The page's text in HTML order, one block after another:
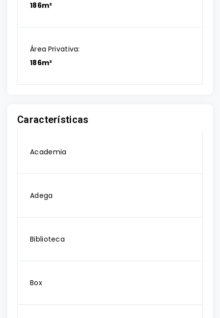
186m²
Área Privativa:
186m²
Características
Academia
Adega
Biblioteca
Box